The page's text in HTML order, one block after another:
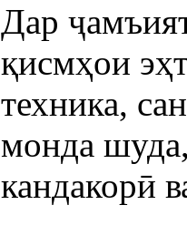
Дар
қисмҳои
техника,
монда
кандакорӣ